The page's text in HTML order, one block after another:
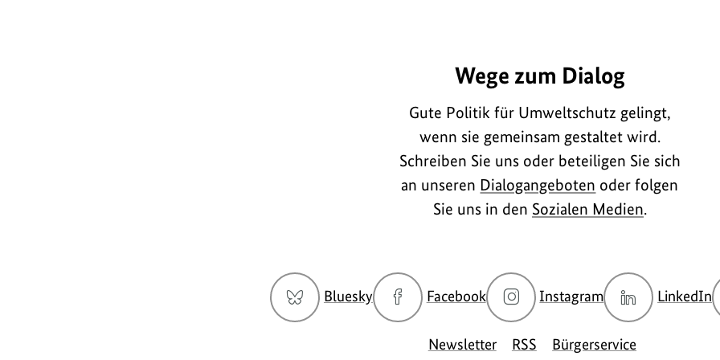
Wege zum Dialog
Gute Politik für Umweltschutz gelingt,
wenn sie gemeinsam gestaltet wird.
Schreiben Sie uns oder beteiligen Sie sich
an unseren Dialogangeboten oder folgen
Sie uns in den Sozialen Medien.
Bluesky
zur
Bluesky-
Seite
Facebook
zur
Facebook-
Seite
des
Instagram
zur
Instagram-
Seite
des
LinkedIn
Newsletter RSS Bürgerservice